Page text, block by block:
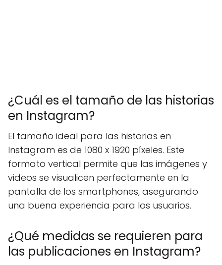
¿Cuál es el tamaño de las historias
en Instagram?
El tamaño ideal para las historias en
Instagram es de 1080 x 1920 píxeles. Este
formato vertical permite que las imágenes y
videos se visualicen perfectamente en la
pantalla de los smartphones, asegurando
una buena experiencia para los usuarios.
¿Qué medidas se requieren para
las publicaciones en Instagram?